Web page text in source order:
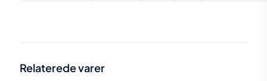
Relaterede varer